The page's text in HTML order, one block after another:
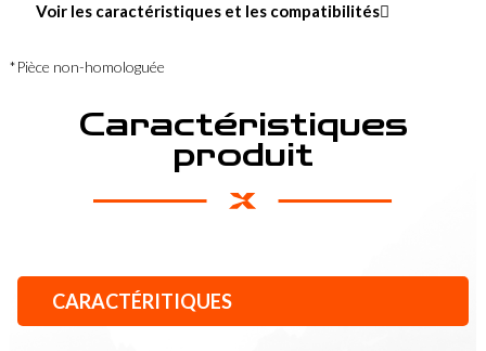
Voir les caractéristiques et les compatibilités
*Pièce non-homologuée
Caractéristiques
produit
CARACTÉRITIQUES